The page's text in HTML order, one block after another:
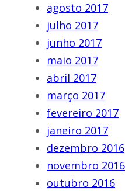
agosto 2017
julho 2017
junho 2017
maio 2017
abril 2017
março 2017
fevereiro 2017
janeiro 2017
dezembro 2016
novembro 2016
outubro 2016